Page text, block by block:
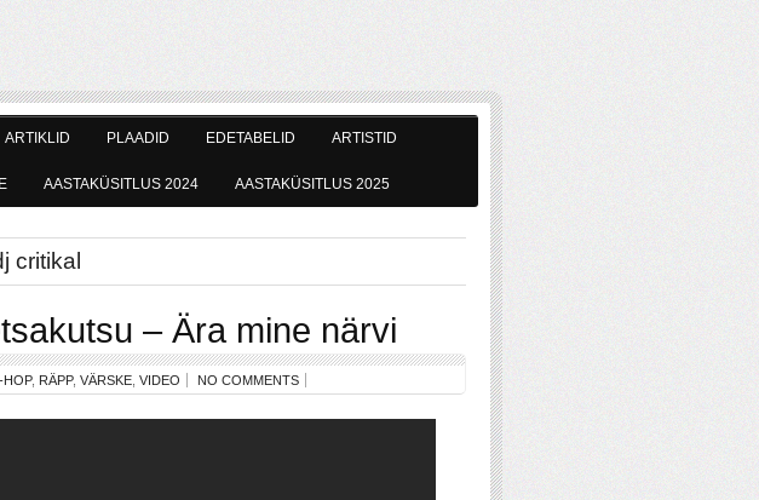
ARTIKLID PLAADID EDETABELID ARTISTID
AASTAKÜSITLUS 2024 AASTAKÜSITLUS 2025
critikal
– Ära mine närvi
HOP, RÄPP, VÄRSKE VIDEO NO COMMENTS